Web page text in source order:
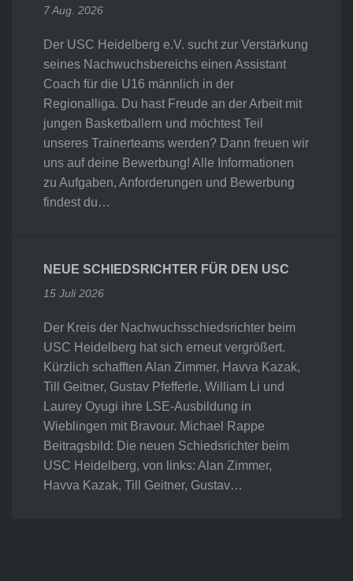
7 Aug. 2026
Der USC Heidelberg e.V. sucht zur Verstärkung
seines Nachwuchsbereichs einen Assistant
Coach für die U16 männlich in der
Regionalliga. Du hast Freude an der Arbeit mit
jungen Basketballern und möchtest Teil
unseres Trainerteams werden? Dann freuen wir
uns auf deine Bewerbung! Alle Informationen
zu Aufgaben, Anforderungen und Bewerbung
findest du…
NEUE SCHIEDSRICHTER FÜR DEN USC
15 Juli 2026
Der Kreis der Nachwuchsschiedsrichter beim
USC Heidelberg hat sich erneut vergrößert.
Kürzlich schafften Alan Zimmer, Havva Kazak,
Till Geitner, Gustav Pfefferle, William Li und
Laurey Oyugi ihre LSE-Ausbildung in
Wieblingen mit Bravour. Michael Rappe
Beitragsbild: Die neuen Schiedsrichter beim
USC Heidelberg, von links: Alan Zimmer,
Havva Kazak, Till Geitner, Gustav…